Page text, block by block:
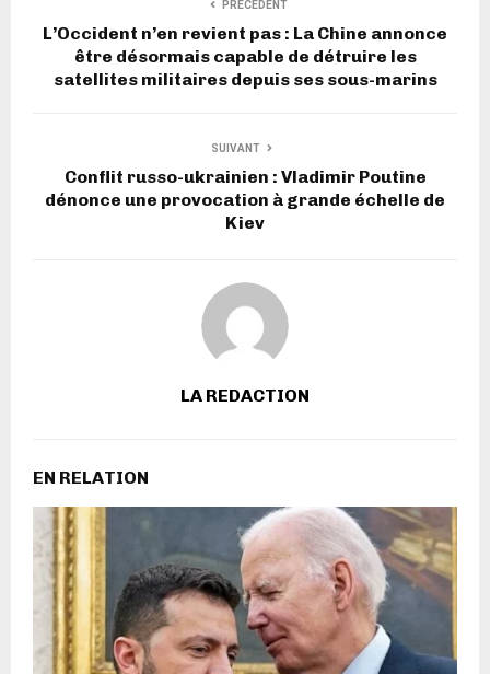
PRECEDENT
L’Occident n’en revient pas : La Chine annonce
être désormais capable de détruire les
satellites militaires depuis ses sous-marins
SUIVANT
Conflit russo-ukrainien : Vladimir Poutine
dénonce une provocation à grande échelle de
Kiev
LA REDACTION
EN RELATION